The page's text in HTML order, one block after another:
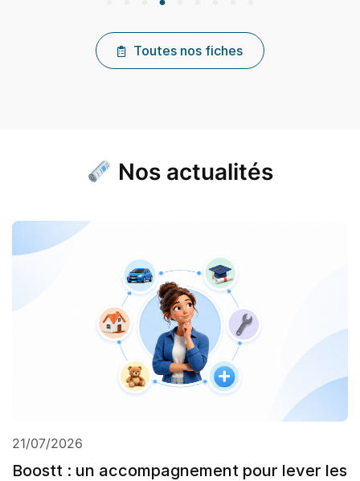
Toutes nos fiches
Nos actualités
21/07/2026
Boostt : un accompagnement pour lever les